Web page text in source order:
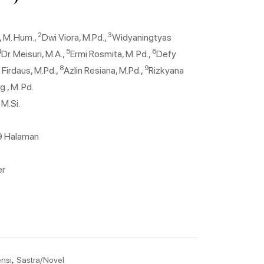
M. Hum., 2Dwi Viora, M.Pd.,3Widyaningtyas
Dr. Meisuri, M.A., 5Ermi Rosmita, M. Pd., 6Defy
Firdaus, M.Pd., 8Azlin Resiana, M.Pd., 9Rizkyana
M. Pd.
Halaman
, Sastra/Novel